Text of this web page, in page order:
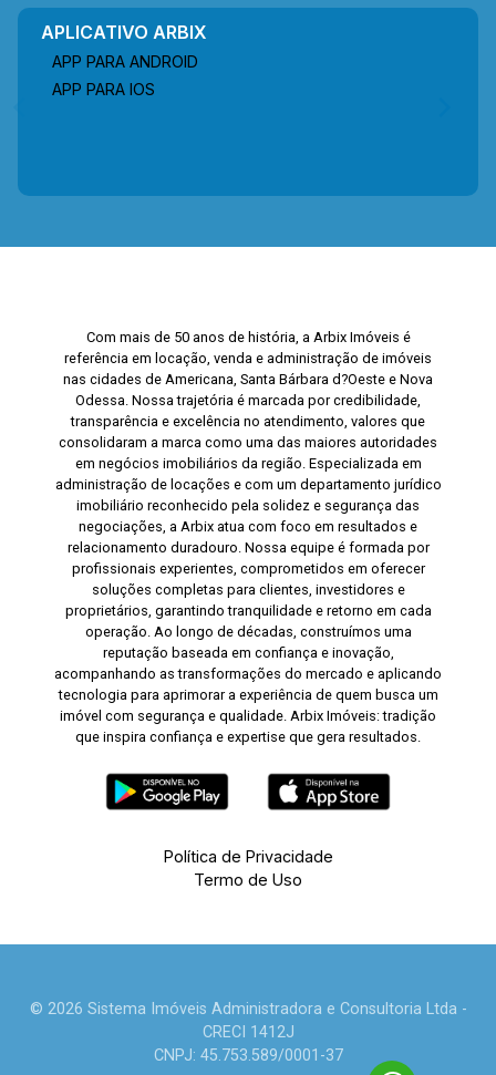
APLICATIVO ARBIX
APP PARA ANDROID
APP PARA IOS
Com mais de 50 anos de história, a Arbix Imóveis é
referência em locação, venda e administração de imóveis
nas cidades de Americana, Santa Bárbara d?Oeste e Nova
Odessa. Nossa trajetória é marcada por credibilidade,
transparência e excelência no atendimento, valores que
consolidaram a marca como uma das maiores autoridades
em negócios imobiliários da região. Especializada em
administração de locações e com um departamento jurídico
imobiliário reconhecido pela solidez e segurança das
negociações, a Arbix atua com foco em resultados e
relacionamento duradouro. Nossa equipe é formada por
profissionais experientes, comprometidos em oferecer
soluções completas para clientes, investidores e
proprietários, garantindo tranquilidade e retorno em cada
operação. Ao longo de décadas, construímos uma
reputação baseada em confiança e inovação,
acompanhando as transformações do mercado e aplicando
tecnologia para aprimorar a experiência de quem busca um
imóvel com segurança e qualidade. Arbix Imóveis: tradição
que inspira confiança e expertise que gera resultados.
Política de Privacidade
Termo de Uso
© 2026 Sistema Imóveis Administradora e Consultoria Ltda -
CRECI 1412J
CNPJ: 45.753.589/0001-37